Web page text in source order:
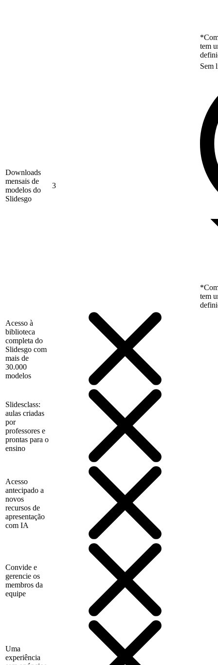
tem
Downloads
mensais de
modelos do
Slidesgo
3
Sem
tem
Acesso à
biblioteca
completa do
Slidesgo com
mais de
30.000
modelos
Slidesclass:
aulas criadas
por
professores e
prontas para o
ensino
Acesso
antecipado a
novos
recursos de
apresentação
com IA
Convide e
gerencie os
membros da
equipe
Uma
experiência